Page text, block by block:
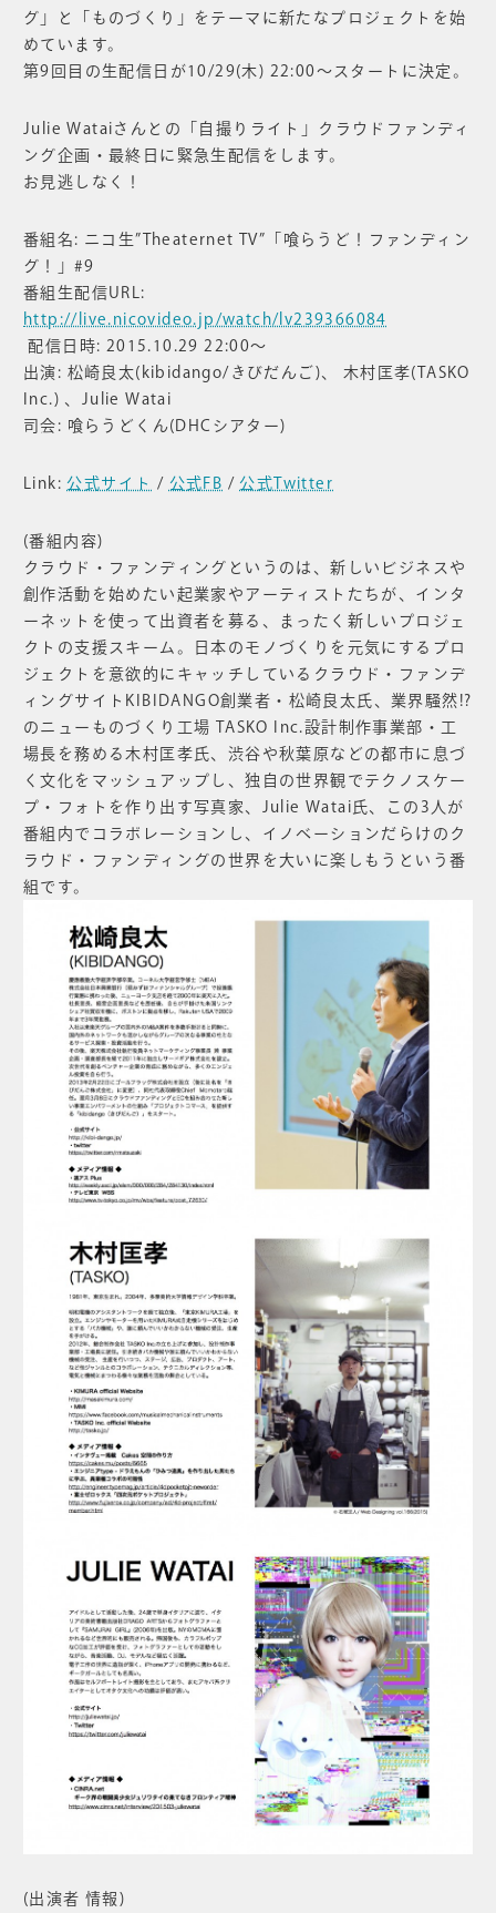
グ」と「ものづくり」をテーマに新たなプロジェクトを始
めています。
第9回目の生配信日が10/29(木) 22:00〜スタートに決定。
Julie Wataiさんとの「自撮りライト」クラウドファンディ
ング企画・最終日に緊急生配信をします。
お見逃しなく！
番組名: ニコ生”Theaternet TV”「喰らうど！ファンディン
グ！」#9
番組生配信URL:
http://live.nicovideo.jp/watch/lv239366084
配信日時: 2015.10.29 22:00〜
出演: 松崎良太(kibidango/きびだんご)、 木村匡孝(TASKO
Inc.) 、Julie Watai
司会: 喰らうどくん(DHCシアター)
Link:公式サイト / 公式FB /公式Twitter
(番組内容)
クラウド・ファンディングというのは、新しいビジネスや
創作活動を始めたい起業家やアーティストたちが、インタ
ーネットを使って出資者を募る、まったく新しいプロジェ
クトの支援スキーム。日本のモノづくりを元気にするプロ
ジェクトを意欲的にキャッチしているクラウド・ファンデ
ィングサイトKIBIDANGO創業者・松崎良太氏、業界騒然!?
のニューものづくり工場 TASKO Inc.設計制作事業部・工
場長を務める木村匡孝氏、渋谷や秋葉原などの都市に息づ
く文化をマッシュアップし、独自の世界観でテクノスケー
プ・フォトを作り出す写真家、Julie Watai氏、この3人が
番組内でコラボレーションし、イノベーションだらけのク
ラウド・ファンディングの世界を大いに楽しもうという番
組です。
(出演者 情報)